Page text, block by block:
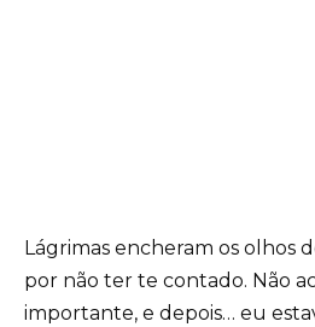
Lágrimas encheram os olhos
por não ter te contado. Não
importante, e depois… eu